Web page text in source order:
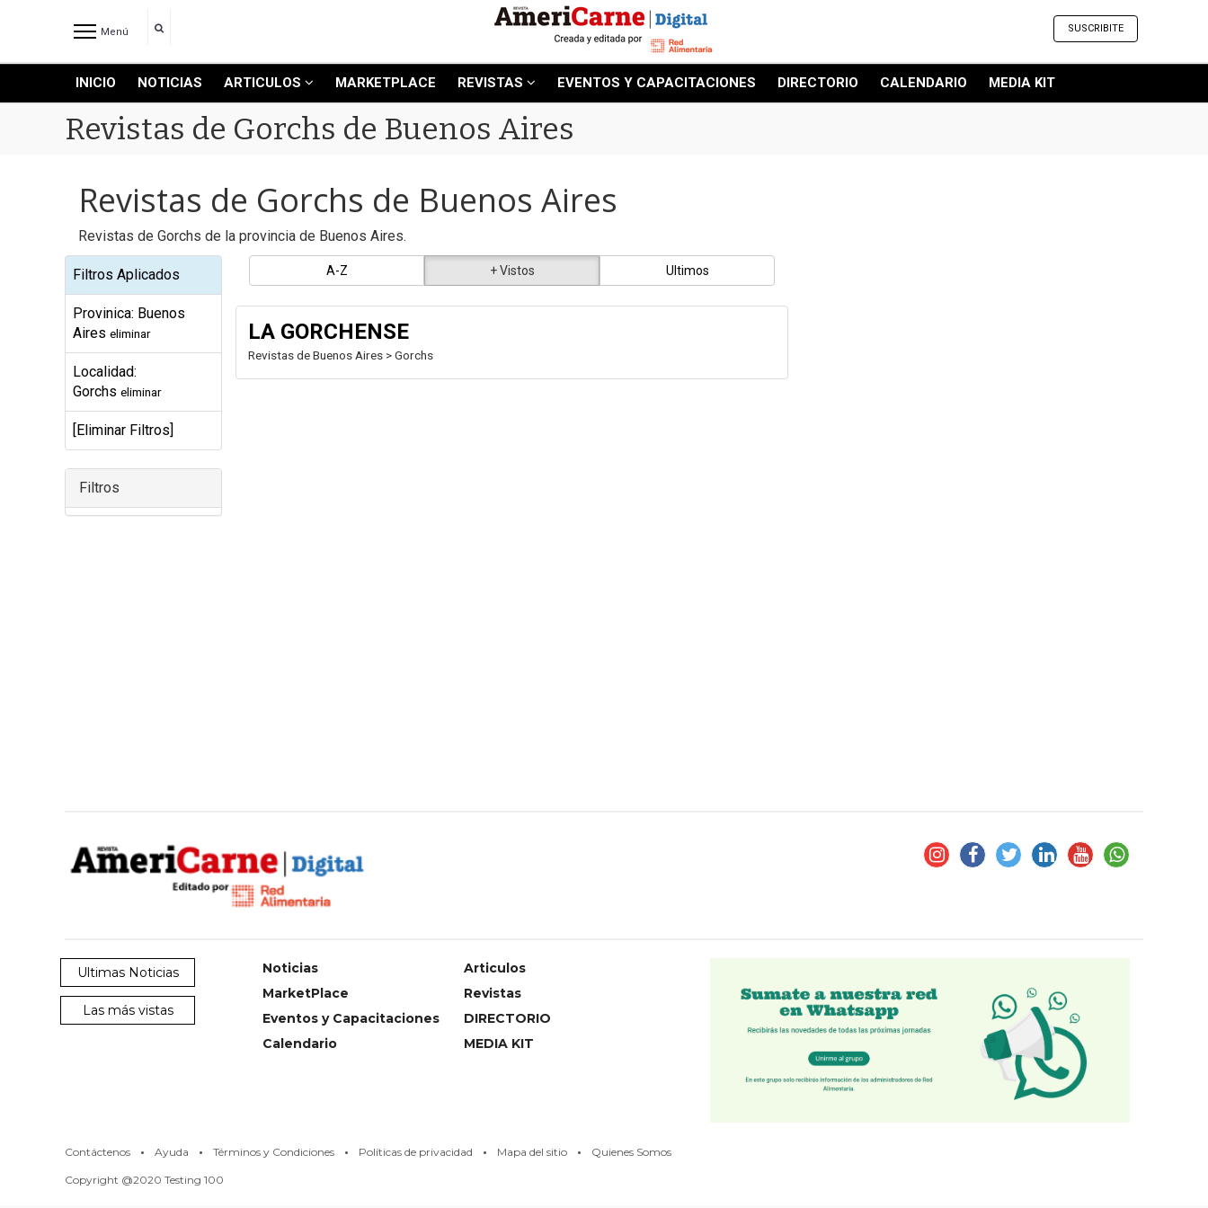
NOTICIAS RECIENTES
NOTICIAS
PRODUCCIÓN
PRODUCTO
NUEVOS PRODUCTOS
MARKETPLACE
REVISTAS
CATÁLOGO DE CORTES DE
CARNE VACUNA
EVENTOS Y
CAPACITACIONES
DIRECTORIO
CALENDARIO
CONTÁCTENOS
Menú SUSCRIBITE
INICIO NOTICIAS ARTICULOS MARKETPLACE REVISTAS EVENTOS Y CAPACITACIONES DIRECTORIO CALENDARIO MEDIA KIT
Revistas de Gorchs de Buenos Aires
Revistas de Gorchs de Buenos Aires
Revistas de Gorchs de la provincia de Buenos Aires.
Filtros Aplicados
Provinica: Buenos
Aires eliminar
Localidad:
Gorchs eliminar
[Eliminar Filtros]
Filtros
A-Z + Vistos Ultimos
LA GORCHENSE
Revistas de Buenos Aires > Gorchs
Ultimas Noticias
Las más vistas
Noticias
Articulos
MarketPlace
Revistas
Eventos y Capacitaciones
DIRECTORIO
Calendario
MEDIA KIT
Contáctenos · Ayuda · Términos y Condiciones · Políticas de privacidad · Mapa del sitio · Quienes Somos
Copyright @2020 Testing 100